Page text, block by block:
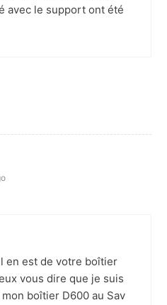
avec le support ont été
en est de votre boîtier
vous dire que je suis
boîtier D600 au Sav